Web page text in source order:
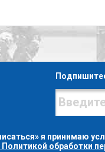
я принимаю
Политикой обработки